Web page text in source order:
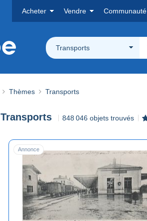
Acheter Vendre Communauté
Transports
Thèmes Transports
Transports 848 046 objets trouvés
Annonce